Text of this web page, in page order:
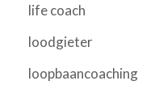
life coach
loodgieter
loopbaancoaching